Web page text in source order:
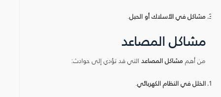
مشاكل في الأسلاك أو الحبل.
مشاكل المصاعد
من أهممشاكل المصاعد التي قد تؤدي إلى حوادث:
الخلل في النظام الكهربائي.